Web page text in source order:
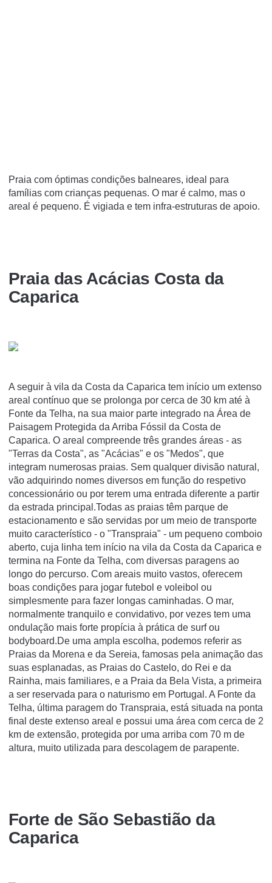
Praia com óptimas condições balneares, ideal para
famílias com crianças pequenas. O mar é calmo, mas o
areal é pequeno. É vigiada e tem infra-estruturas de apoio.
Praia das Acácias Costa da
Caparica
A seguir à vila da Costa da Caparica tem início um extenso
areal contínuo que se prolonga por cerca de 30 km até à
Fonte da Telha, na sua maior parte integrado na Área de
Paisagem Protegida da Arriba Fóssil da Costa de
Caparica. O areal compreende três grandes áreas - as
"Terras da Costa", as "Acácias" e os "Medos", que
integram numerosas praias. Sem qualquer divisão natural,
vão adquirindo nomes diversos em função do respetivo
concessionário ou por terem uma entrada diferente a partir
da estrada principal.Todas as praias têm parque de
estacionamento e são servidas por um meio de transporte
muito característico - o "Transpraia" - um pequeno comboio
aberto, cuja linha tem início na vila da Costa da Caparica e
termina na Fonte da Telha, com diversas paragens ao
longo do percurso. Com areais muito vastos, oferecem
boas condições para jogar futebol e voleibol ou
simplesmente para fazer longas caminhadas. O mar,
normalmente tranquilo e convidativo, por vezes tem uma
ondulação mais forte propícia à prática de surf ou
bodyboard.De uma ampla escolha, podemos referir as
Praias da Morena e da Sereia, famosas pela animação das
suas esplanadas, as Praias do Castelo, do Rei e da
Rainha, mais familiares, e a Praia da Bela Vista, a primeira
a ser reservada para o naturismo em Portugal. A Fonte da
Telha, última paragem do Transpraia, está situada na ponta
final deste extenso areal e possui uma área com cerca de 2
km de extensão, protegida por uma arriba com 70 m de
altura, muito utilizada para descolagem de parapente.
Forte de São Sebastião da
Caparica